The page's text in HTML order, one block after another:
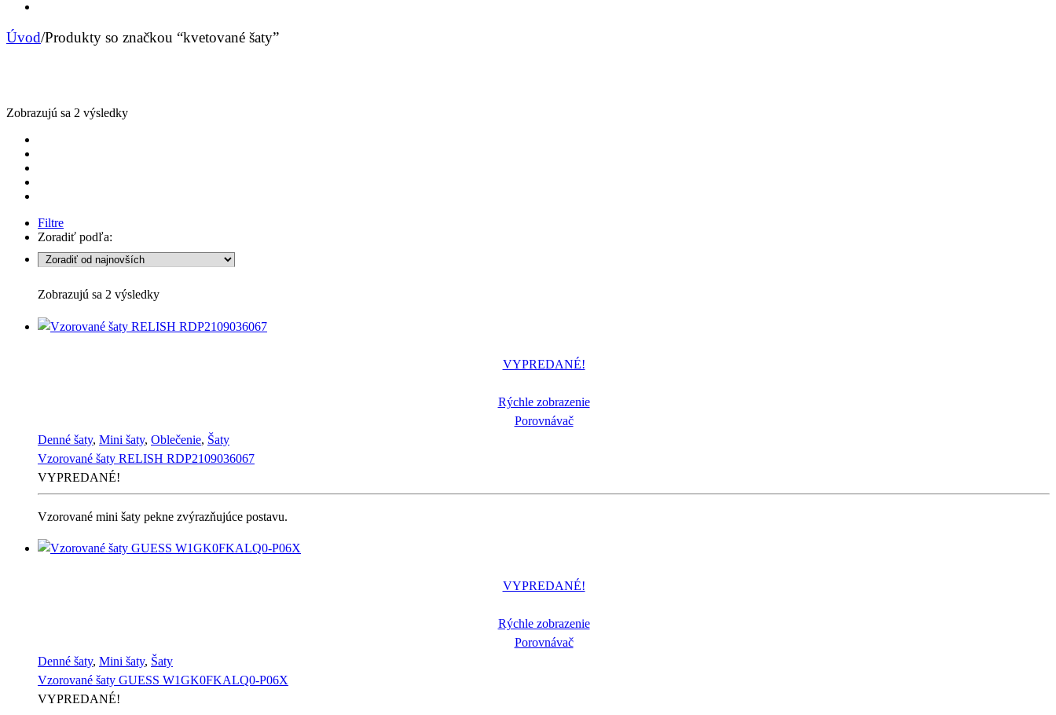
Úvod/Produkty so značkou “kvetované šaty”
Zobrazujú sa 2 výsledkySorted
Filtre
Zoradiť podľa:
Zobrazujú sa 2 výsledkySorted
latest
VYPREDANÉ!
Rýchle zobrazenie
Porovnávač
Denné šaty, Mini šaty, Oblečenie, Šaty
Vzorované šaty RELISH RDP2109036067
VYPREDANÉ!
Vzorované mini šaty pekne zvýrazňujúce postavu.
VYPREDANÉ!
Rýchle zobrazenie
Porovnávač
Denné šaty, Mini šaty, Šaty
Vzorované šaty GUESS W1GK0FKALQ0-P06X
VYPREDANÉ!